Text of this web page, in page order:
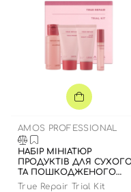
AMOS PROFESSIONAL
НАБІР МІНІАТЮР
ПРОДУКТІВ ДЛЯ
ТА ПОШКОДЖЕНОГО
ВОЛОССЯ
True Repair Trial Kit